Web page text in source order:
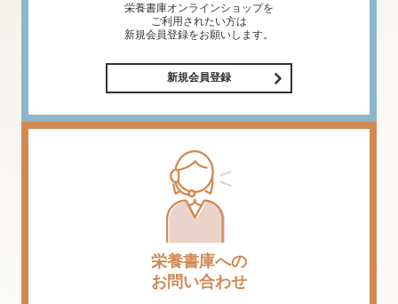
栄養書庫オンラインショップを
ご利用されたい方は
新規会員登録をお願いします。
新規会員登録
栄養書庫への
お問い合わせ